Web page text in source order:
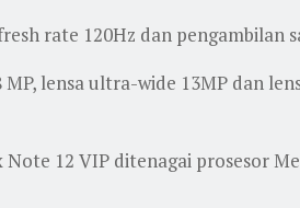
rate 120Hz dan pengambilan
lensa ultra-wide 13MP dan
12 VIP ditenagai prosesor